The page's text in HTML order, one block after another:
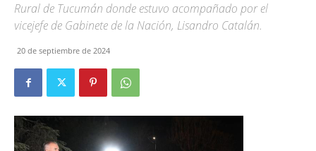
Rural de Tucumán donde estuvo acompañado por el
vicejefe de Gabinete de la Nación, Lisandro Catalán.
20 de septiembre de 2024